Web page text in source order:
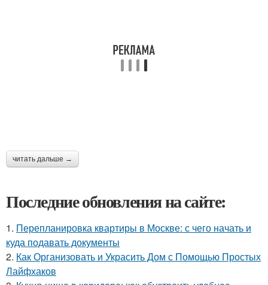
читать дальше →
Последние обновления на сайте:
1. Перепланировка квартиры в Москве: с чего начать и
куда подавать документы
2. Как Организовать и Украсить Дом с Помощью Простых
Лайфхаков